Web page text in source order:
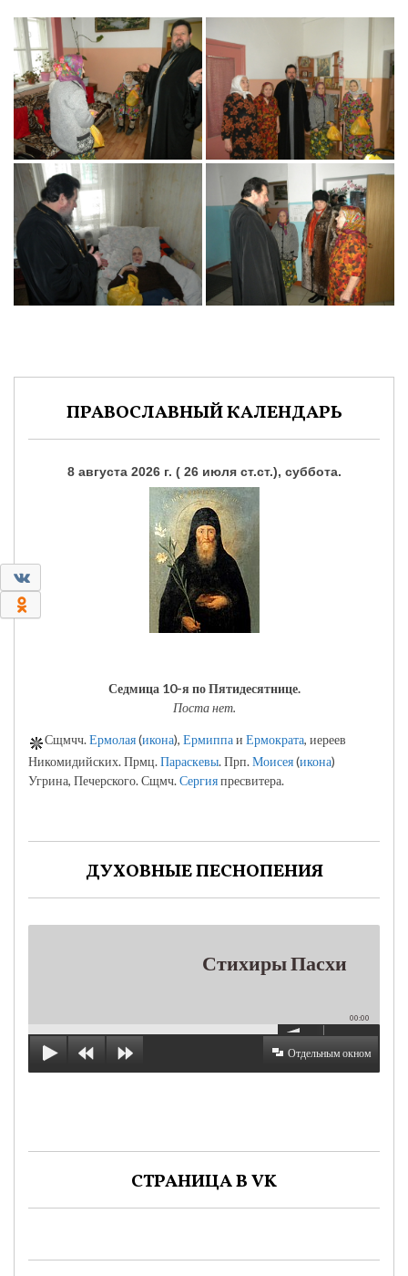
ПРАВОСЛАВНЫЙ КАЛЕНДАРЬ
8 августа 2026 г. ( 26 июля ст.ст.), суббота.
Седмица 10-я по Пятидесятнице.
Поста нет.
Сщмчч.Ермолая(икона), Ермиппаи Ермократа, иереев
Никомидийских. Прмц.Параскевы. Прп.Моисея(икона)
Угрина, Печерского. Сщмч.Сергияпресвитера.
ДУХОВНЫЕ ПЕСНОПЕНИЯ
Стихиры Пасхи
00:00
Отдельным окном
СТРАНИЦА В VK